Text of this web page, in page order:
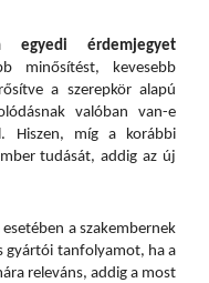
egyedi érdemjegyet
minősítést, kevesebb
a szerepkör alapú
valóban van-e
Hiszen, míg a korábbi
tudását, addig az új
a szakembernek
gyártói tanfolyamot, ha a
releváns, addig a most